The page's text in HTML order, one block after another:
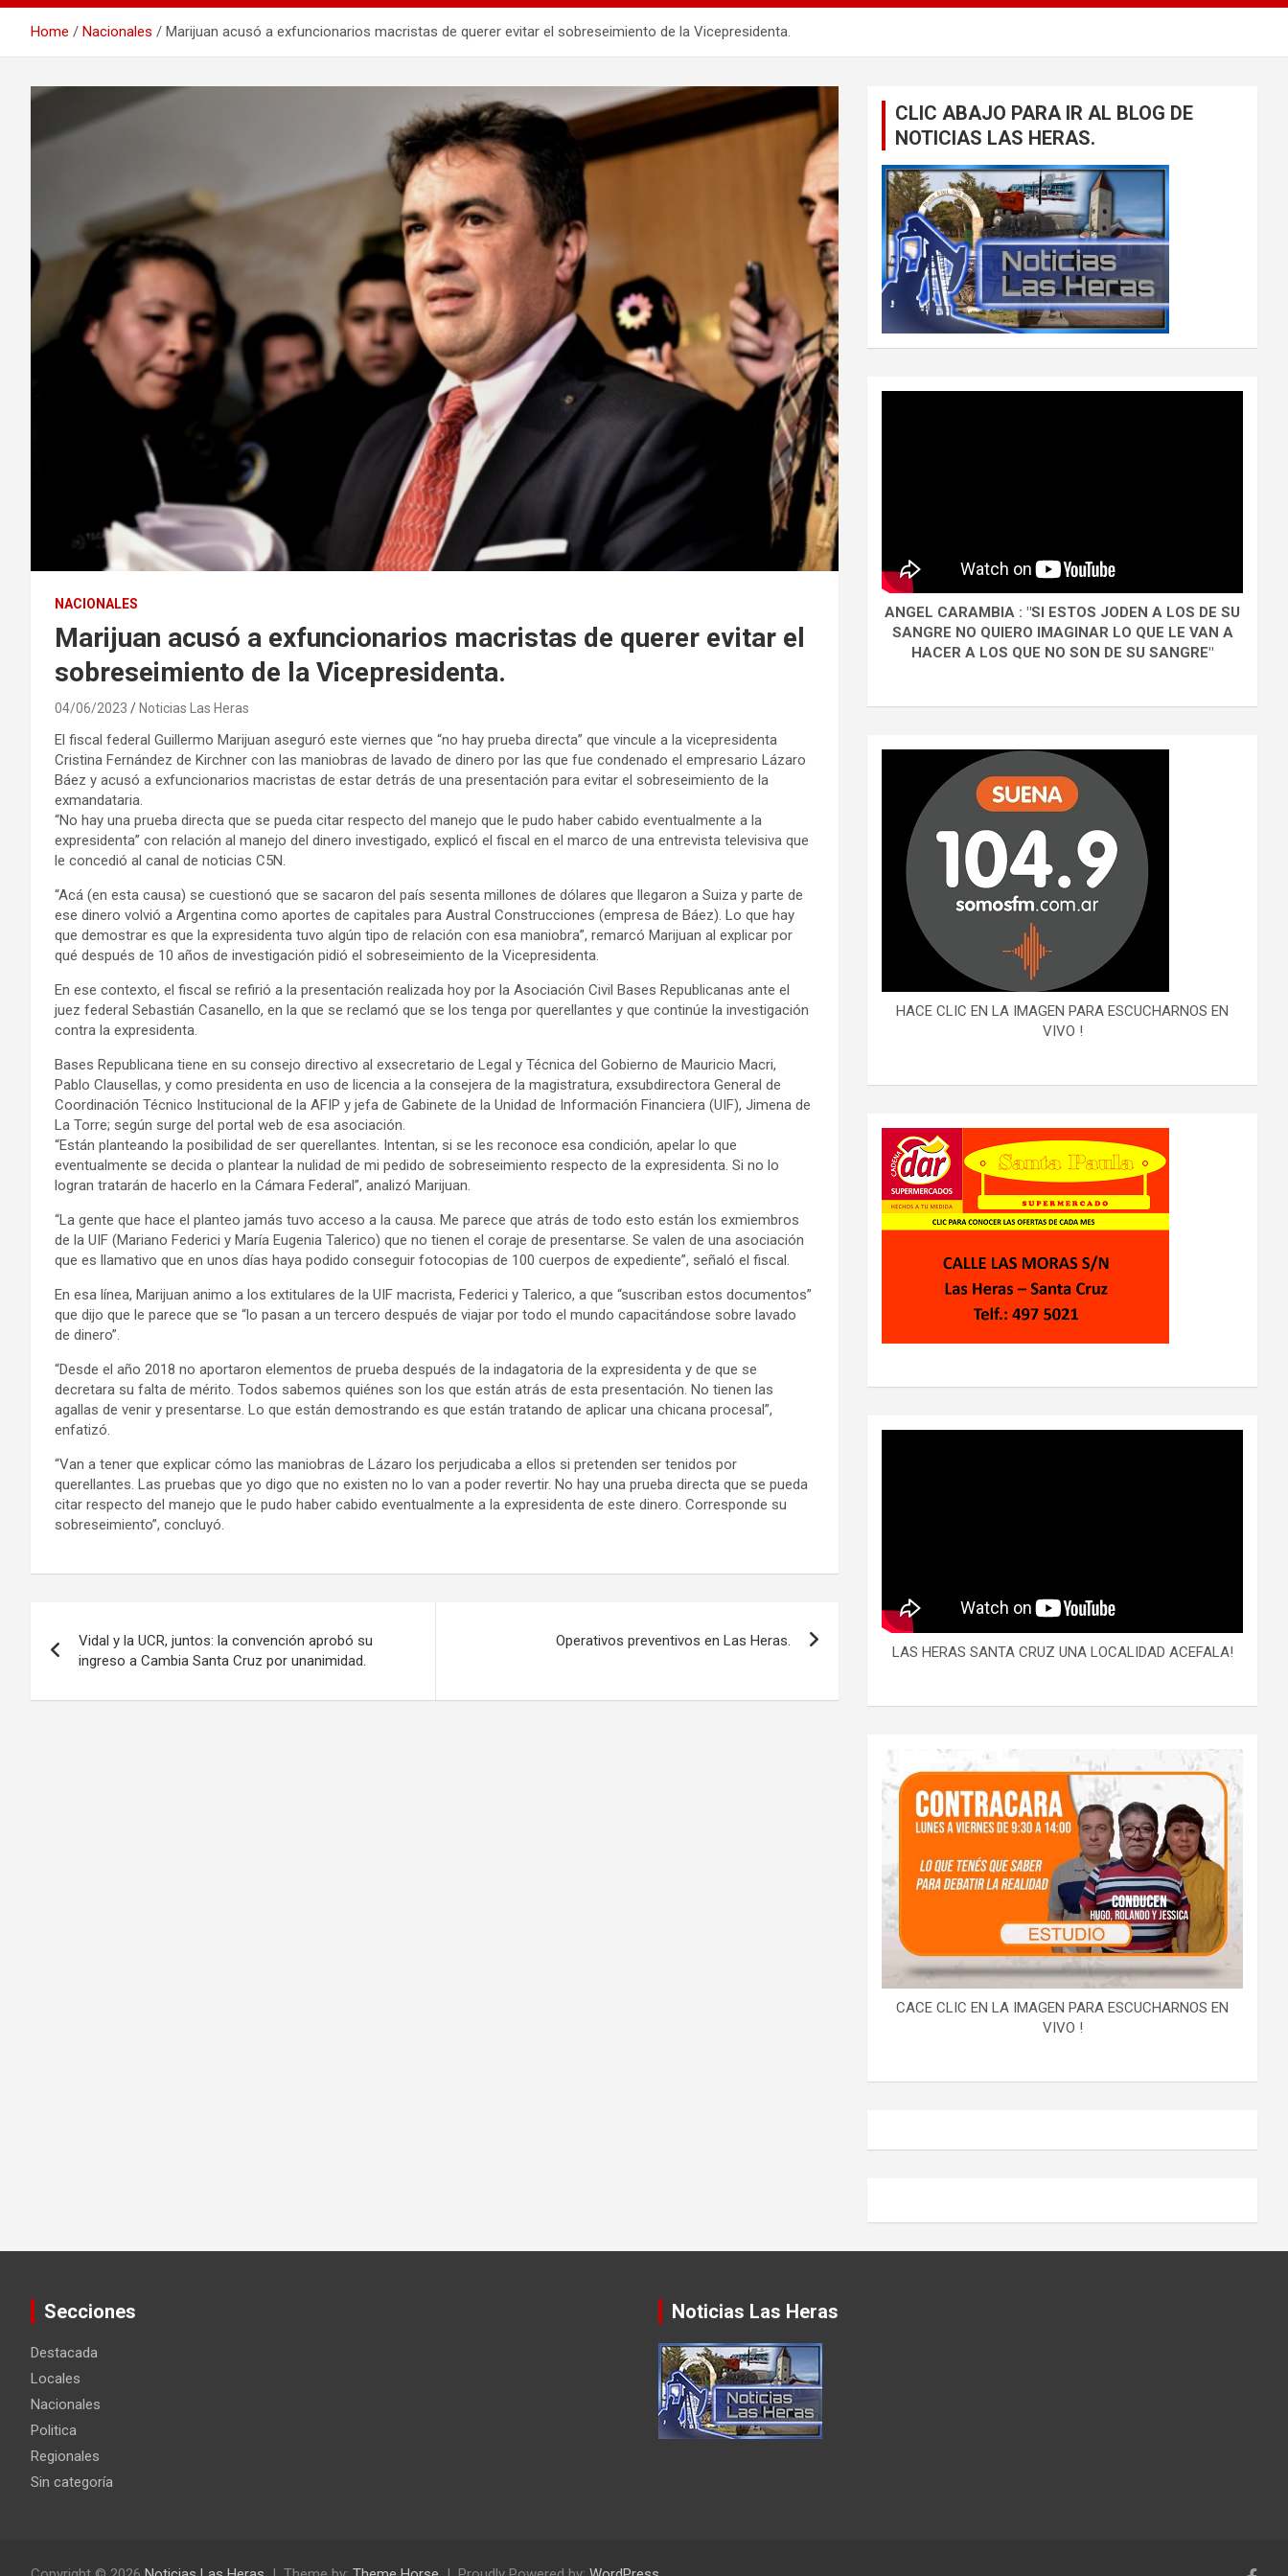
Home Nacionales Marijuan acusó a exfuncionarios macristas de querer evitar el sobreseimiento de la Vicepresidenta.
NACIONALES
Marijuan acusó a exfuncionarios macristas de querer evitar el
sobreseimiento de la Vicepresidenta.
04/06/2023 Noticias Las Heras
El fiscal federal Guillermo Marijuan aseguró este viernes que “no hay prueba directa” que vincule a la vicepresidenta
Cristina Fernández de Kirchner con las maniobras de lavado de dinero por las que fue condenado el empresario Lázaro
Báez y acusó a exfuncionarios macristas de estar detrás de una presentación para evitar el sobreseimiento de la
exmandataria.
“No hay una prueba directa que se pueda citar respecto del manejo que le pudo haber cabido eventualmente a la
expresidenta” con relación al manejo del dinero investigado, explicó el fiscal en el marco de una entrevista televisiva que
le concedió al canal de noticias C5N.
“Acá (en esta causa) se cuestionó que se sacaron del país sesenta millones de dólares que llegaron a Suiza y parte de
ese dinero volvió a Argentina como aportes de capitales para Austral Construcciones (empresa de Báez). Lo que hay
que demostrar es que la expresidenta tuvo algún tipo de relación con esa maniobra”, remarcó Marijuan al explicar por
qué después de 10 años de investigación pidió el sobreseimiento de la Vicepresidenta.
En ese contexto, el fiscal se refirió a la presentación realizada hoy por la Asociación Civil Bases Republicanas ante el
juez federal Sebastián Casanello, en la que se reclamó que se los tenga por querellantes y que continúe la investigación
contra la expresidenta.
Bases Republicana tiene en su consejo directivo al exsecretario de Legal y Técnica del Gobierno de Mauricio Macri,
Pablo Clausellas, y como presidenta en uso de licencia a la consejera de la magistratura, exsubdirectora General de
Coordinación Técnico Institucional de la AFIP y jefa de Gabinete de la Unidad de Información Financiera (UIF), Jimena de
La Torre; según surge del portal web de esa asociación.
“Están planteando la posibilidad de ser querellantes. Intentan, si se les reconoce esa condición, apelar lo que
eventualmente se decida o plantear la nulidad de mi pedido de sobreseimiento respecto de la expresidenta. Si no lo
logran tratarán de hacerlo en la Cámara Federal”, analizó Marijuan.
“La gente que hace el planteo jamás tuvo acceso a la causa. Me parece que atrás de todo esto están los exmiembros
de la UIF (Mariano Federici y María Eugenia Talerico) que no tienen el coraje de presentarse. Se valen de una asociación
que es llamativo que en unos días haya podido conseguir fotocopias de 100 cuerpos de expediente”, señaló el fiscal.
En esa línea, Marijuan animo a los extitulares de la UIF macrista, Federici y Talerico, a que “suscriban estos documentos”
que dijo que le parece que se “lo pasan a un tercero después de viajar por todo el mundo capacitándose sobre lavado
de dinero”.
“Desde el año 2018 no aportaron elementos de prueba después de la indagatoria de la expresidenta y de que se
decretara su falta de mérito. Todos sabemos quiénes son los que están atrás de esta presentación. No tienen las
agallas de venir y presentarse. Lo que están demostrando es que están tratando de aplicar una chicana procesal”,
enfatizó.
“Van a tener que explicar cómo las maniobras de Lázaro los perjudicaba a ellos si pretenden ser tenidos por
querellantes. Las pruebas que yo digo que no existen no lo van a poder revertir. No hay una prueba directa que se pueda
citar respecto del manejo que le pudo haber cabido eventualmente a la expresidenta de este dinero. Corresponde su
sobreseimiento”, concluyó.
de
entradas
Vidal y la UCR, juntos: la convención aprobó su
ingreso a Cambia Santa Cruz por unanimidad.
Operativos preventivos en Las Heras.
CLIC ABAJO PARA IR AL BLOG DE
NOTICIAS LAS HERAS.
ANGEL CARAMBIA : "SI ESTOS JODEN A LOS DE SU
SANGRE NO QUIERO IMAGINAR LO QUE LE VAN A
HACER A LOS QUE NO SON DE SU SANGRE"
HACE CLIC EN LA IMAGEN PARA ESCUCHARNOS EN
VIVO !
LAS HERAS SANTA CRUZ UNA LOCALIDAD ACEFALA!
CACE CLIC EN LA IMAGEN PARA ESCUCHARNOS EN
VIVO !
Secciones
Destacada
Locales
Nacionales
Politica
Regionales
Sin categoría
Noticias Las Heras